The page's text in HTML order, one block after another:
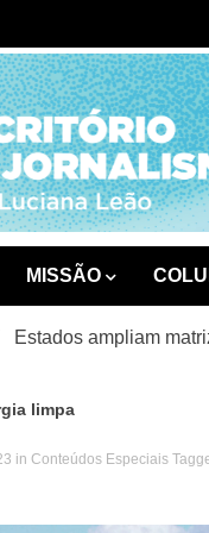
MISSÃO
Estados ampliam
limpa
in Conteúdos Especiais